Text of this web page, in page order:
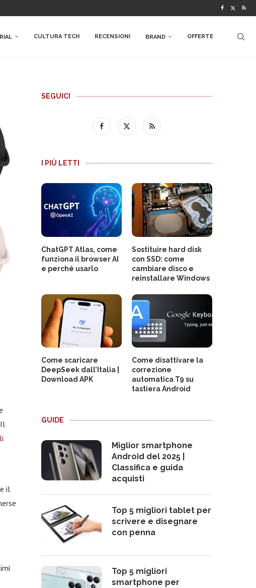
CULTURA TECH RECENSIONI BRAND OFFERTE
il
SEGUICI
I PIÙ LETTI
ChatGPT Atlas, come
funziona il browser AI
e perché usarlo
Sostituire hard disk
con SSD: come
cambiare disco e
reinstallare Windows
Come scaricare
DeepSeek dall’Italia |
Download APK
Come disattivare la
correzione
automatica T9 su
tastiera Android
GUIDE
Miglior smartphone
Android del 2025 |
Classifica e guida
acquisti
Top 5 migliori tablet per
scrivere e disegnare
con penna
Top 5 migliori
smartphone per